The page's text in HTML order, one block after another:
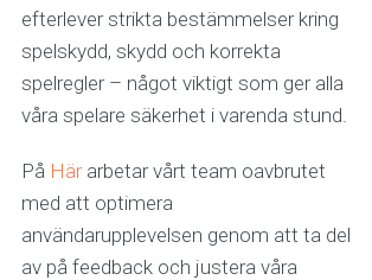
efterlever strikta bestämmelser kring
spelskydd, skydd och korrekta
spelregler – något viktigt som ger alla
våra spelare säkerhet i varenda stund.
På Härarbetar vårt team oavbrutet
med att optimera
användarupplevelsen genom att ta del
av på feedback och justera våra